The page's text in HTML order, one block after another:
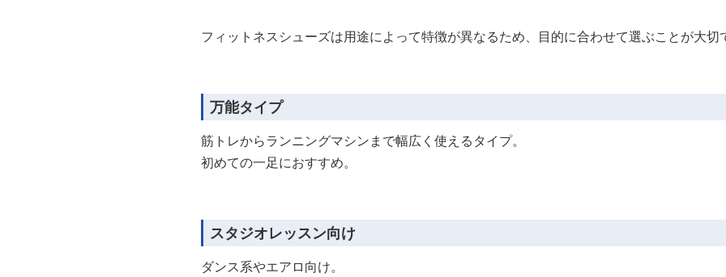
フィットネスシューズは用途によって特徴が異なるため、目的に合わせて選ぶことが大切
万能タイプ
筋トレからランニングマシンまで幅広く使えるタイプ。
初めての一足におすすめ。
スタジオレッスン向け
ダンス系やエアロ向け。